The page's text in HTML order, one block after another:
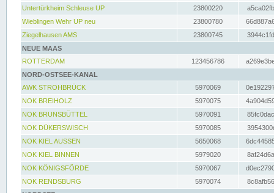
Untertürkheim Schleuse UP
23800220
Wieblingen Wehr UP neu
23800780
Ziegelhausen AMS
23800745
NEUE MAAS
ROTTERDAM
123456786
NORD-OSTSEE-KANAL
AWK STROHBRÜCK
5970069
NOK BREIHOLZ
5970075
NOK BRUNSBÜTTEL
5970091
NOK DÜKERSWISCH
5970085
NOK KIEL AUSSEN
5650068
NOK KIEL BINNEN
5979020
NOK KÖNIGSFÖRDE
5970067
NOK RENDSBURG
5970074